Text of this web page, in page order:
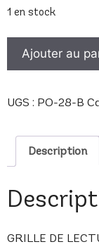
1 en stock
28
Ajouter au
UGS : PO-28-B
Description
GRILLE DE